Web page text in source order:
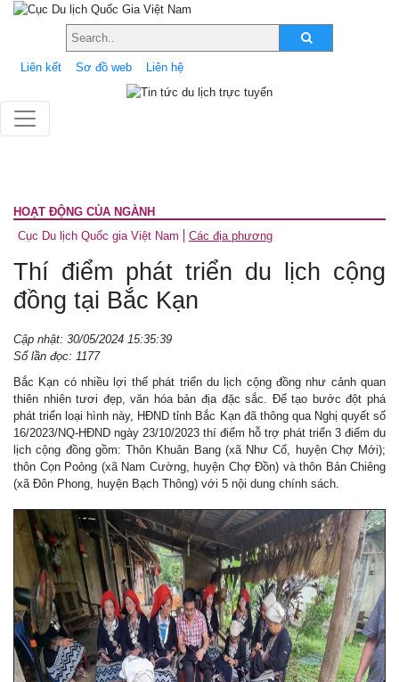
Liên kết Sơ đồ web Liên hệ
HOẠT ĐỘNG CỦA NGÀNH
Cục Du lịch Quốc gia Việt Nam
Các địa phương
Thí điểm phát triển du lịch cộng
đồng tại Bắc Kạn
Cập nhật: 30/05/2024 15:35:39
Số lần đọc: 1177
Bắc Kạn có nhiều lợi thế phát triển du lịch cộng đồng như cảnh quan
thiên nhiên tươi đẹp, văn hóa bản địa đặc sắc. Để tạo bước đột phá
phát triển loại hình này, HĐND tỉnh Bắc Kạn đã thông qua Nghị quyết số
16/2023/NQ-HĐND ngày 23/10/2023 thí điểm hỗ trợ phát triển 3 điểm du
lịch cộng đồng gồm: Thôn Khuân Bang (xã Như Cố, huyện Chợ Mới);
thôn Cọn Poỏng (xã Nam Cường, huyện Chợ Đồn) và thôn Bản Chiêng
(xã Đôn Phong, huyện Bạch Thông) với 5 nội dung chính sách.